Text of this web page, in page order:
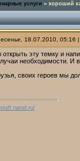
услуги » хороший
18.07.2010,
открыть эту темку и
необходимости. И
своих героев мы